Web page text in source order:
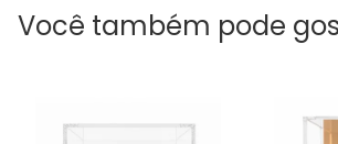
Você também pode